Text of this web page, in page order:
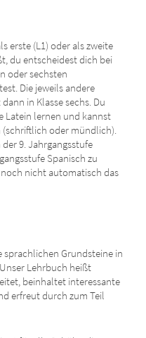
erste (L1) oder als zweite
du entscheidest dich bei
oder sechsten
Die jeweils andere
in Klasse sechs. Du
Latein lernen und kannst
(schriftlich oder mündlich).
9. Jahrgangsstufe
Spanisch zu
nicht automatisch das
sprachlichen Grundsteine in
Lehrbuch heißt
beinhaltet interessante
erfreut durch zum Teil